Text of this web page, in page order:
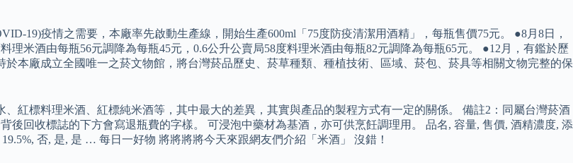
19)疫情之需要，本廠率先啟動生產線，開始生產600ml「75度防疫清潔用酒精」，每瓶售價75元。 ●8月8日，
理米酒由每瓶56元調降為每瓶45元，0.6公升公賣局58度料理米酒由每瓶82元調降為每瓶65元。 ●12月，有鑑於歷
本廠成立全國唯一之菸文物館，將台灣菸品歷史、菸草種類、種植技術、區域、菸包、菸具等相關文物完整的保
紅標料理米酒、紅標純米酒等，其中最大的差異，其實與產品的製程方式有一定的關係。 備註2：同屬台灣菸酒
回收標誌的下方會寫退瓶費的字樣。 可浸泡中藥材為基酒，亦可供烹飪調理用。 品名, 容量, 售價, 酒精濃度, 添
否, 是, 是 … 每日一好物 將將將將今天來跟網友們介紹「米酒」 沒錯！